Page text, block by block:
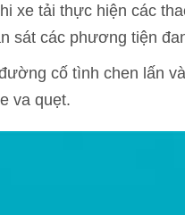
xe tải thực hiện các
sát các phương tiện
cố tình chen lấn
va quẹt.